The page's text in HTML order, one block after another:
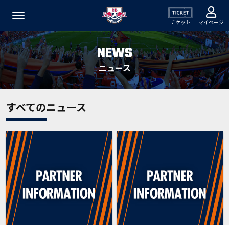
チケット マイページ
NEWS
ニュース
すべてのニュース